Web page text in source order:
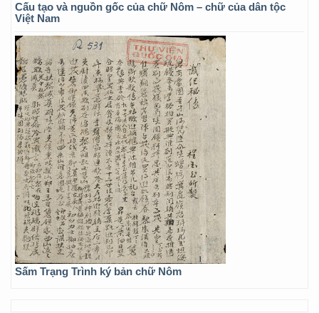
Cấu tạo và nguồn gốc của chữ Nôm – chữ của dân tộc
Việt Nam
Sấm Trạng Trình ký bản chữ Nôm